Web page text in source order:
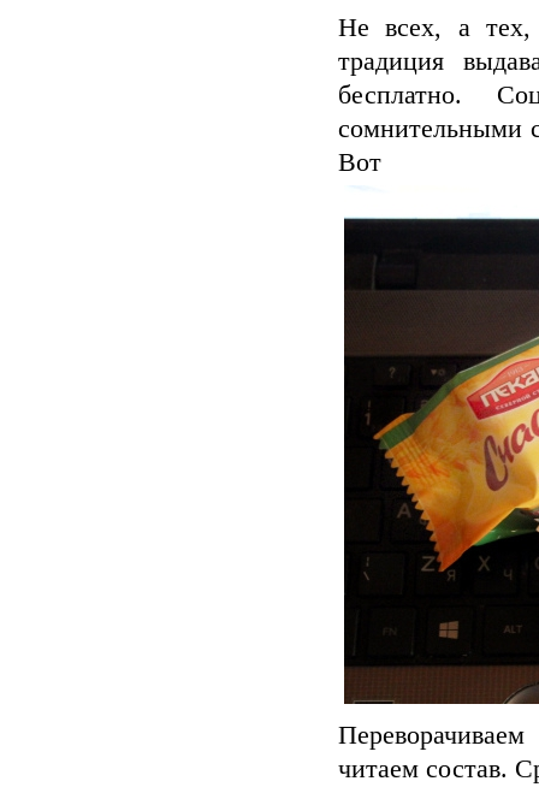
Не всех, а тех,
традиция
бесплатно.
сомнительными
читаем состав.